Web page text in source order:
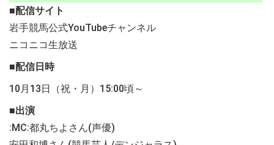
■配信サイト
岩手競馬公式YouTubeチャンネル
ニコニコ生放送
■配信日時
10月13日（祝・月）15:00頃～
■出演
:MC:都丸ちよさん(声優)